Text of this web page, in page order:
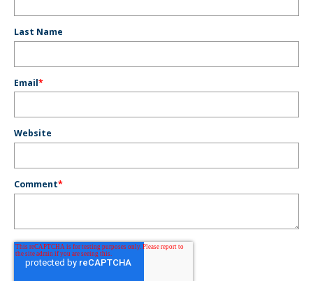
Last Name
Email*
Website
Comment*